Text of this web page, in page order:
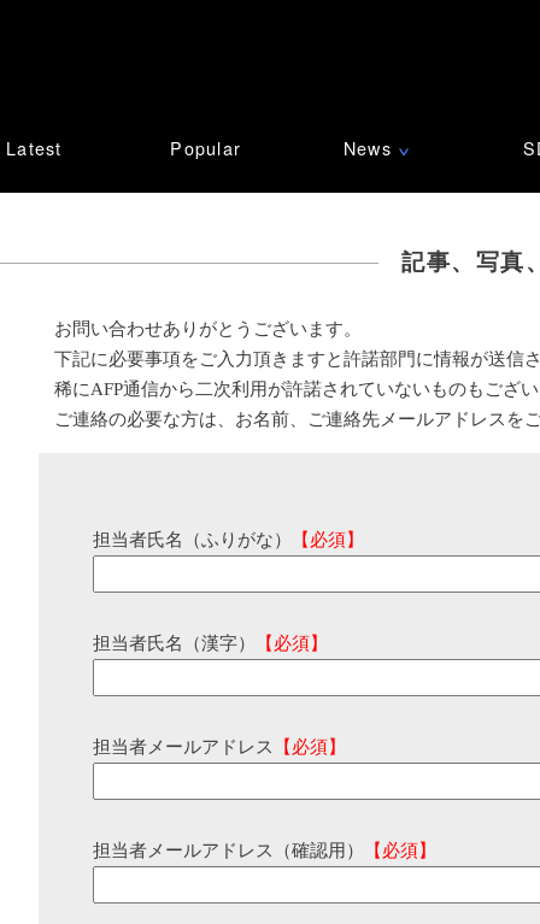
Latest Popular News ∨
記事、写真
お問い合わせありがとうございます。
下記に必要事項をご入力頂きますと許諾部門に情報が送信
稀にAFP通信から二次利用が許諾されていないものもござ
ご連絡の必要な方は、お名前、ご連絡先メールアドレスを
担当者氏名（ふりがな） 【必須】
担当者氏名（漢字） 【必須】
担当者メールアドレス 【必須】
担当者メールアドレス（確認用） 【必須】